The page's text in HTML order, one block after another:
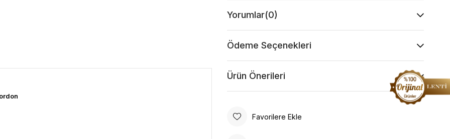
Yorumlar(0)
Ödeme Seçenekleri
Ürün Önerileri
Favorilere Ekle